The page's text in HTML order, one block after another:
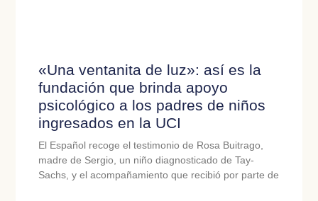
«Una ventanita de luz»: así es la
fundación que brinda apoyo
psicológico a los padres de niños
ingresados en la UCI
El Español recoge el testimonio de Rosa Buitrago,
madre de Sergio, un niño diagnosticado de Tay-
Sachs, y el acompañamiento que recibió por parte de